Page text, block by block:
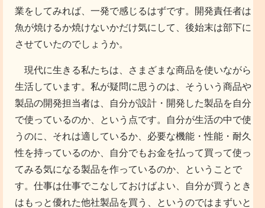
業をしてみれば、一発で感じるはずです。開発責任者は
魚が焼けるか焼けないかだけ気にして、後始末は部下に
させていたのでしょうか。
現代に生きる私たちは、さまざまな商品を使いながら
生活しています。私が疑問に思うのは、そういう商品や
製品の開発担当者は、自分が設計・開発した製品を自分
で使っているのか、という点です。自分が生活の中で使
うのに、それは適しているか、必要な機能・性能・耐久
性を持っているのか、自分でもお金を払って買って使っ
てみる気になる製品を作っているのか、ということで
す。仕事は仕事でこなしておけばよい、自分が買うとき
はもっと優れた他社製品を買う、というのではまずいと